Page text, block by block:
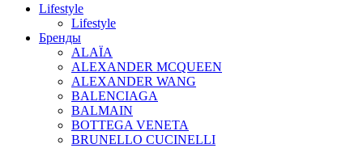
Lifestyle
Lifestyle
Бренды
ALAÏA
ALEXANDER MCQUEEN
ALEXANDER WANG
BALENCIAGA
BALMAIN
BOTTEGA VENETA
BRUNELLO CUCINELLI